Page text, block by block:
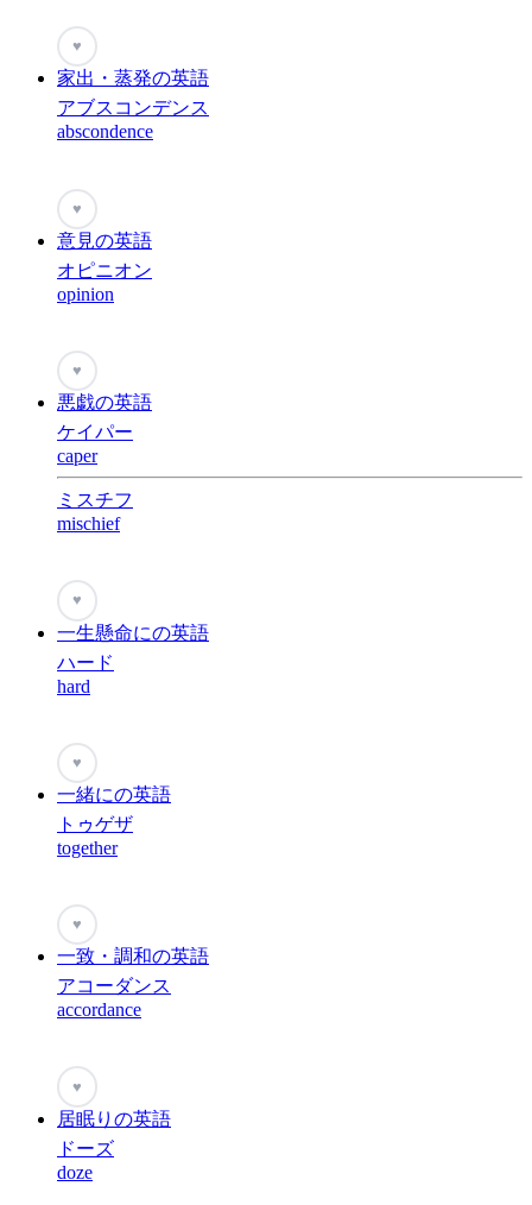
♥
家出・蒸発の英語
アブスコンデンス
abscondence
♥
意見の英語
オピニオン
opinion
♥
悪戯の英語
ケイパー
caper
ミスチフ
mischief
♥
一生懸命にの英語
ハード
hard
♥
一緒にの英語
トゥゲザ
together
♥
一致・調和の英語
アコーダンス
accordance
♥
居眠りの英語
ドーズ
doze